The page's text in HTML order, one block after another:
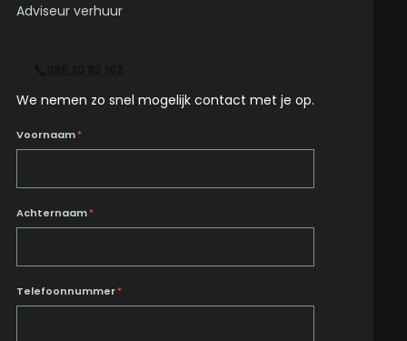
Adviseur verhuur
We nemen zo snel mogelijk contact met je op.
Voornaam*
Achternaam*
Telefoonnummer*